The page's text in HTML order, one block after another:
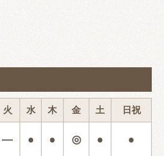
火 水 木 金 土 日祝
― ● ● ◎ ● ●